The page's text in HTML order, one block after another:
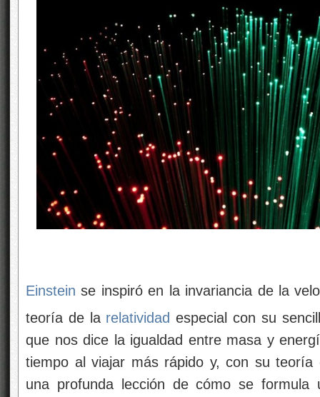
Einstein se inspiró en la invariancia de la
teoría de la relatividad especial con su
que nos dice la igualdad entre masa y
tiempo al viajar más rápido y, con su
una profunda lección de cómo se